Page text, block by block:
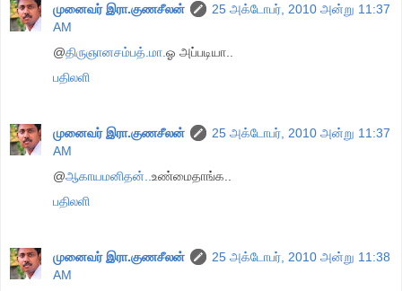
முனைவர் இரா.குணசீலன்
25 அக்டோபர், 2010 அன்று 11:37
AM
@திருஞானசம்பத்.மா. ஓ அப்படியா..
பதிலளி
முனைவர் இரா.குணசீலன்
25 அக்டோபர், 2010 அன்று 11:37
AM
@ஆகாயமனிதன்.. உண்மைதாங்க..
பதிலளி
முனைவர் இரா.குணசீலன்
25 அக்டோபர், 2010 அன்று 11:38
AM